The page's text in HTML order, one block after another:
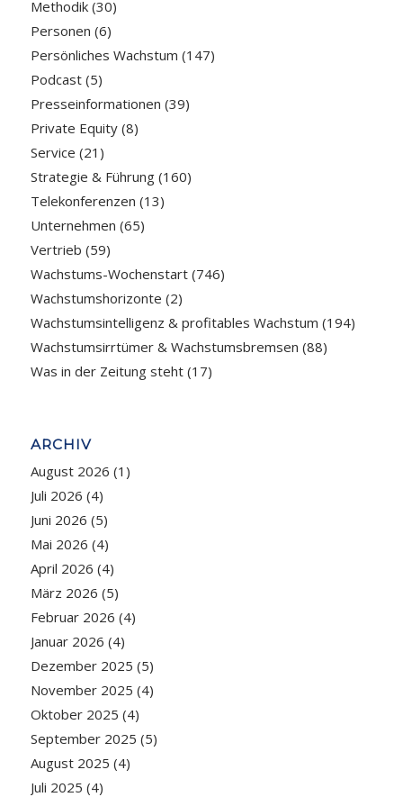
Methodik(30)
Personen (6)
Persönliches Wachstum (147)
Podcast(5)
Presseinformationen (39)
Private Equity(8)
Service (21)
Strategie & Führung(160)
Telekonferenzen (13)
Unternehmen (65)
Vertrieb (59)
Wachstums-Wochenstart(746)
Wachstumshorizonte (2)
Wachstumsintelligenz & profitables Wachstum (194)
Wachstumsirrtümer & Wachstumsbremsen (88)
Was in der Zeitung steht(17)
ARCHIV
August 2026 (1)
Juli 2026 (4)
Juni 2026 (5)
Mai 2026 (4)
April 2026 (4)
März 2026 (5)
Februar 2026 (4)
Januar 2026 (4)
Dezember 2025 (5)
November 2025 (4)
Oktober 2025 (4)
September 2025 (5)
August 2025 (4)
Juli 2025 (4)